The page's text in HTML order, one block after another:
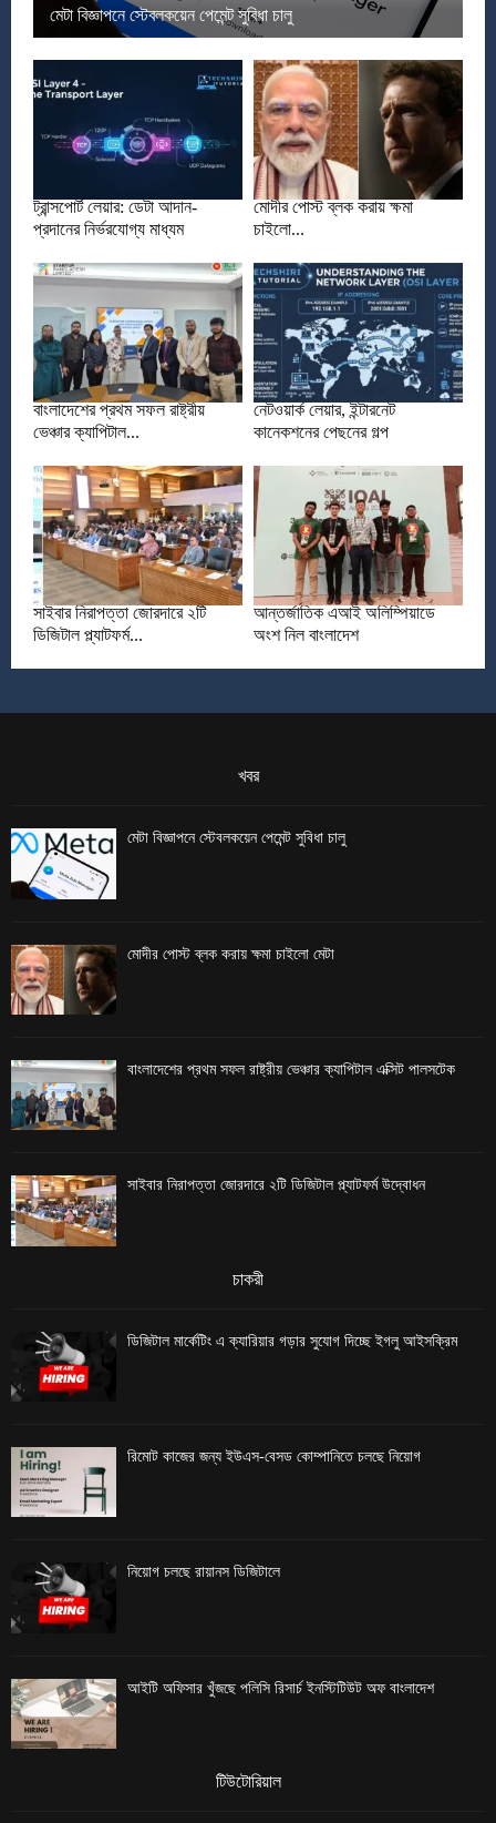
মেটা বিজ্ঞাপনে স্টেবলকয়েন পেমেন্ট সুবিধা চালু
ট্রান্সপোর্ট লেয়ার: ডেটা আদান-
প্রদানের নির্ভরযোগ্য মাধ্যম
মোদীর পোস্ট ব্লক করায় ক্ষমা
চাইলো...
বাংলাদেশের প্রথম সফল রাষ্ট্রীয়
ভেঞ্চার ক্যাপিটাল...
নেটওয়ার্ক লেয়ার, ইন্টারনেট
কানেকশনের পেছনের গল্প
সাইবার নিরাপত্তা জোরদারে ২টি
ডিজিটাল প্ল্যাটফর্ম...
আন্তর্জাতিক এআই অলিম্পিয়াডে
অংশ নিল বাংলাদেশ
খবর
মেটা বিজ্ঞাপনে স্টেবলকয়েন পেমেন্ট সুবিধা চালু
মোদীর পোস্ট ব্লক করায় ক্ষমা চাইলো মেটা
বাংলাদেশের প্রথম সফল রাষ্ট্রীয় ভেঞ্চার ক্যাপিটাল এক্সিট পালসটেক
সাইবার নিরাপত্তা জোরদারে ২টি ডিজিটাল প্ল্যাটফর্ম উদ্বোধন
চাকরী
ডিজিটাল মার্কেটিং এ ক্যারিয়ার গড়ার সুযোগ দিচ্ছে ইগলু আইসক্রিম
রিমোট কাজের জন্য ইউএস-বেসড কোম্পানিতে চলছে নিয়োগ
নিয়োগ চলছে রায়ানস ডিজিটালে
আইটি অফিসার খুঁজছে পলিসি রিসার্চ ইনস্টিটিউট অফ বাংলাদেশ
টিউটোরিয়াল